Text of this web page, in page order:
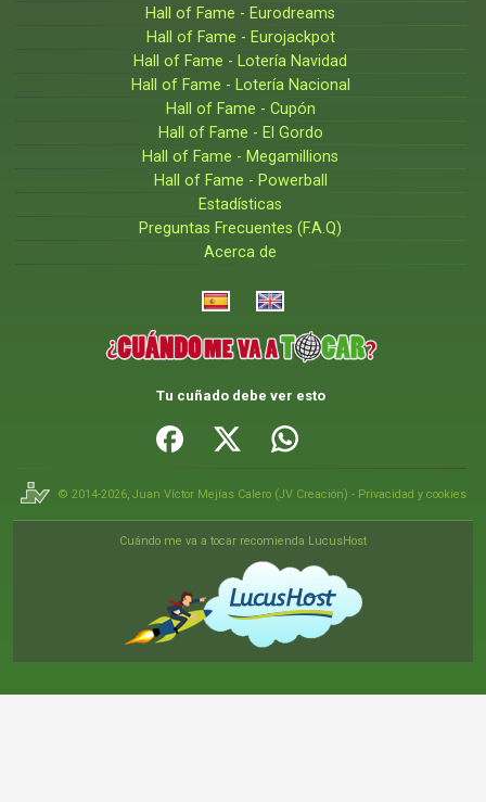
Hall of Fame - Eurodreams
Hall of Fame - Eurojackpot
Hall of Fame - Lotería Navidad
Hall of Fame - Lotería Nacional
Hall of Fame - Cupón
Hall of Fame - El Gordo
Hall of Fame - Megamillions
Hall of Fame - Powerball
Estadísticas
Preguntas Frecuentes (F.A.Q)
Acerca de
Tu cuñado debe ver esto
© 2014-2026, Juan Víctor Mejías Calero(JV Creación) - Privacidad y cookies
Cuándo me va a tocar recomienda LucusHost